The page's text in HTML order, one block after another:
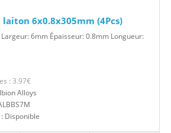
laiton 6x0.8x305mm (4Pcs)
6mm Épaisseur: 0.8mm Longueur:
: 3.97€
Alloys
Disponible